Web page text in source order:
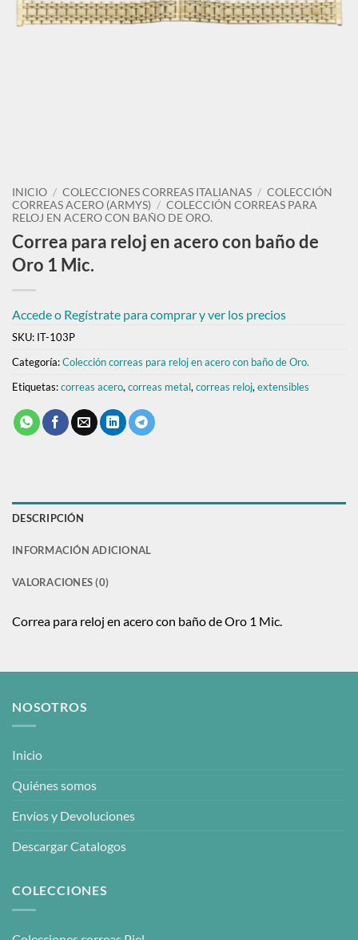
INICIO / COLECCIONES CORREAS ITALIANAS / COLECCIÓN
CORREAS ACERO (ARMYS) / COLECCIÓN CORREAS PARA
RELOJ EN ACERO CON BAÑO DE ORO.
Correa para reloj en acero con baño de
Oro 1 Mic.
Accede o Regístrate para comprar y ver los precios
SKU: IT-103P
Categoría:Colección correas para reloj en acero con baño de Oro.
Etiquetas:correas acero, correas metal, correas reloj, extensibles
DESCRIPCIÓN
INFORMACIÓN ADICIONAL
VALORACIONES (0)
Correa para reloj en acero con baño de Oro 1 Mic.
NOSOTROS
Inicio
Quiénes somos
Envíos y Devoluciones
Descargar Catalogos
COLECCIONES